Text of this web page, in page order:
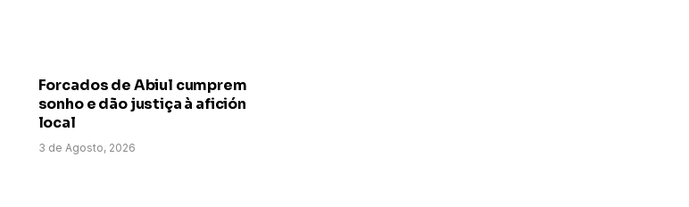
Forcados de Abiul cumprem
sonho e dão justiça à afición
local
3 de Agosto, 2026